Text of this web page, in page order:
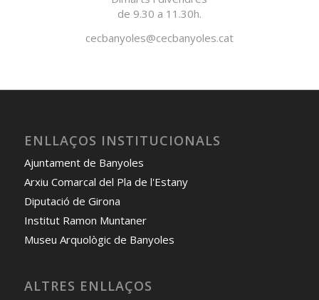
de 9.30 a 11.30h.
cecbanyoles@cecbanyoles.cat
ENLLAÇOS INSTITUCIONALS
Ajuntament de Banyoles
Arxiu Comarcal del Pla de l'Estany
Diputació de Girona
Institut Ramon Muntaner
Museu Arquològic de Banyoles
ALTRES ENLLAÇOS